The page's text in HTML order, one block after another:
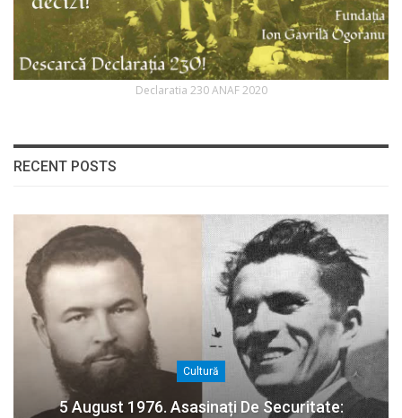
Declaratia 230 ANAF 2020
RECENT POSTS
Cultură
5 August 1976. Asasinați De Securitate: